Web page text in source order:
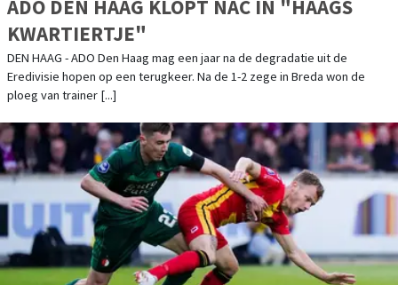
ADO DEN HAAG KLOPT NAC IN "HAAGS
KWARTIERTJE"
DEN HAAG - ADO Den Haag mag een jaar na de degradatie uit de
Eredivisie hopen op een terugkeer. Na de 1-2 zege in Breda won de
ploeg van trainer [...]